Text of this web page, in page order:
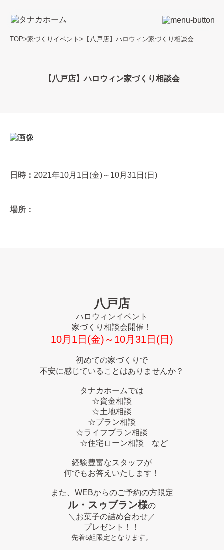
TOP>家づくりイベント > 【八戸店】ハロウィン家づくり相談会
【八戸店】ハロウィン家づくり相談会
日時： 2021年10月1日(金)～10月31日(日)
場所：
八戸店
ハロウィンイベント
家づくり相談会開催！
10月1日(金)～10月31日(日)
初めての家づくりで
不安に感じていることはありませんか？
タナカホームでは
☆資金相談
☆土地相談
☆プラン相談
☆ライフプラン相談
☆住宅ローン相談 など
経験豊富なスタッフが
何でもお答えいたします！
また、WEBからのご予約の方限定
ル・スゥブラン様の
＼お菓子の詰め合わせ／
プレゼント！！
先着5組限定となります。